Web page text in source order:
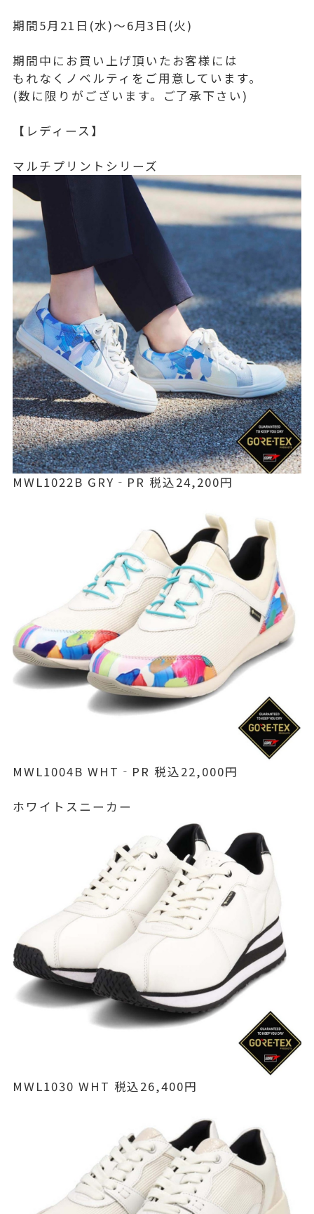
期間5月21日(水)～6月3日(火)
期間中にお買い上げ頂いたお客様には
もれなくノベルティをご用意しています。
(数に限りがございます。ご了承下さい)
【レディース】
マルチプリントシリーズ
MWL1022B GRY‐PR 税込24,200円
MWL1004B WHT‐PR 税込22,000円
ホワイトスニーカー
MWL1030 WHT 税込26,400円